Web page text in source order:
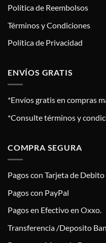
Política de Reembolsos
Términos y Condiciones
Política de Privacidad
ENVÍOS GRATIS
*Envíos gratis en compras
*Consulte términos y
COMPRA SEGURA
Pagos con Tarjeta de
Pagos con PayPal
Pagos en Efectivo en Oxxo.
Transferencia /Deposito